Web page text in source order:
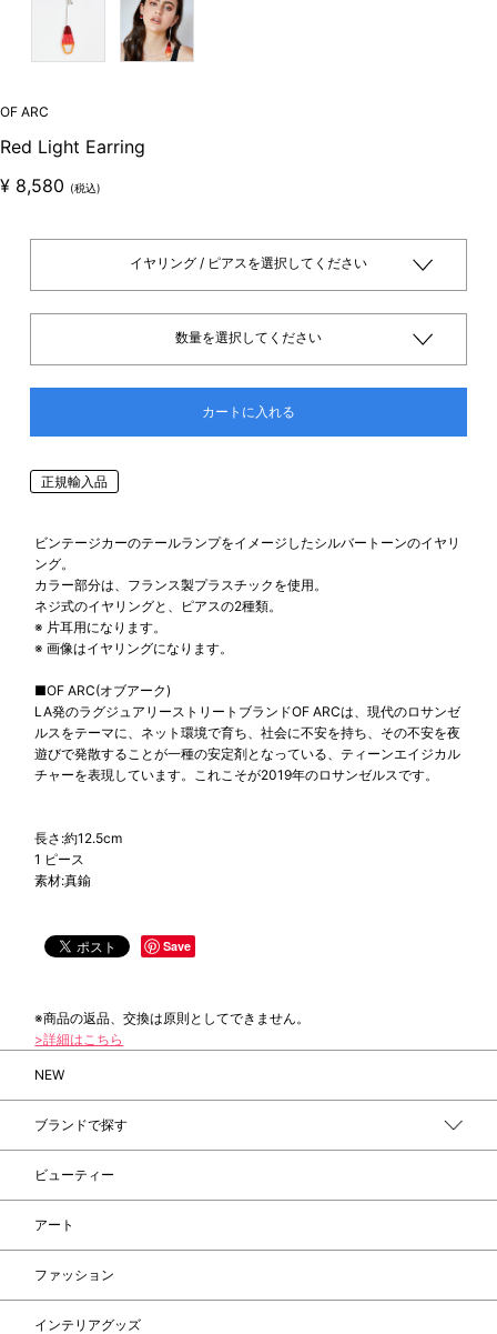
OF ARC
Red Light Earring
¥ 8,580 (税込)
イヤリング / ピアスを選択してください
数量を選択してください
カートに入れる
正規輸入品
ビンテージカーのテールランプをイメージしたシルバートーンのイヤリ
ング。
カラー部分は、フランス製プラスチックを使用。
ネジ式のイヤリングと、ピアスの2種類。
※ 片耳用になります。
※ 画像はイヤリングになります。
■OF ARC(オブアーク)
LA発のラグジュアリーストリートブランドOF ARCは、現代のロサンゼ
ルスをテーマに、ネット環境で育ち、社会に不安を持ち、その不安を夜
遊びで発散することが一種の安定剤となっている、ティーンエイジカル
チャーを表現しています。これこそが2019年のロサンゼルスです。
長さ:約12.5cm
1 ピース
素材:真鍮
Save
※商品の返品、交換は原則としてできません。
>詳細はこちら
NEW
ブランドで探す
ビューティー
アート
ファッション
インテリアグッズ